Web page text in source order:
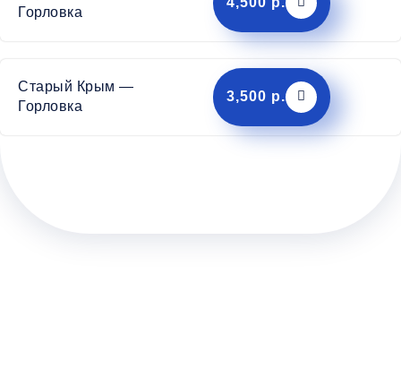
Горловка
Старый Крым —
Горловка
3,500 р.